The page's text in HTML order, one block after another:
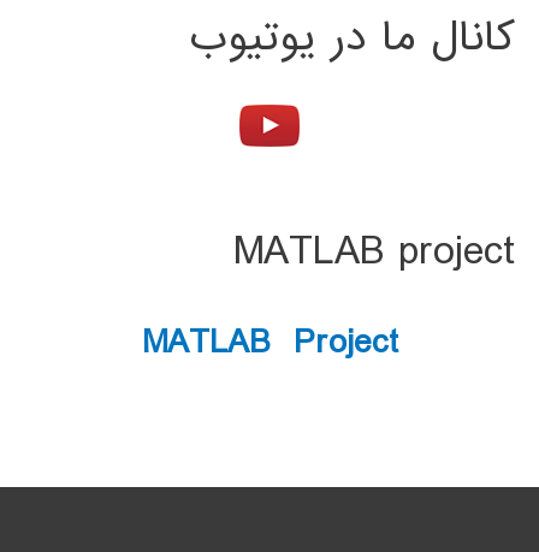
کانال ما در یوتیوب
MATLAB project
MATLAB Project